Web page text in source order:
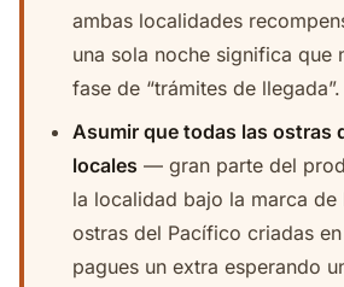
ambas localidades
una sola noche significa que
fase de “trámites de llegada”.
Asumir que todas las ostras
locales — gran parte del
la localidad bajo la marca de
ostras del Pacífico criadas
pagues un extra esperando